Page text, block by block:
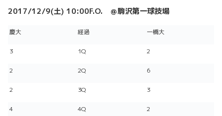
2017/12/9(土) 10:00F.O. ＠駒沢第一球技場
慶大 経過 一橋大
3 1Q 2
2 2Q 6
2 3Q 3
4 4Q 2